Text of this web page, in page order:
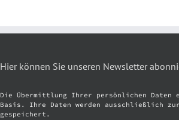
Hier können Sie unseren Newsletter
Die Übermittlung Ihrer persönlichen
Basis. Ihre Daten werden ausschließlich
gespeichert.